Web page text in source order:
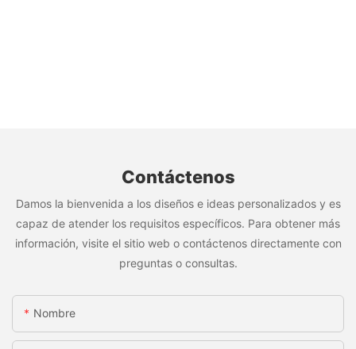
Contáctenos
Damos la bienvenida a los diseños e ideas personalizados y es
capaz de atender los requisitos específicos. Para obtener más
información, visite el sitio web o contáctenos directamente con
preguntas o consultas.
Nombre